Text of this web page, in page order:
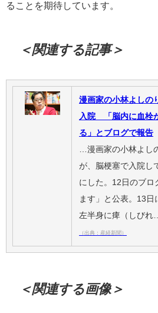
ることを期待しています。
＜関連する記事＞
漫画家の小林よしの
入院 「脳内に血栓
る」とブログで報告
…漫画家の小林よし
が、脳梗塞で入院し
にした。12日のブロ
ます」と公表。13日
左半身に痺（しびれ…
（出典：産経新聞）
＜関連する画像＞